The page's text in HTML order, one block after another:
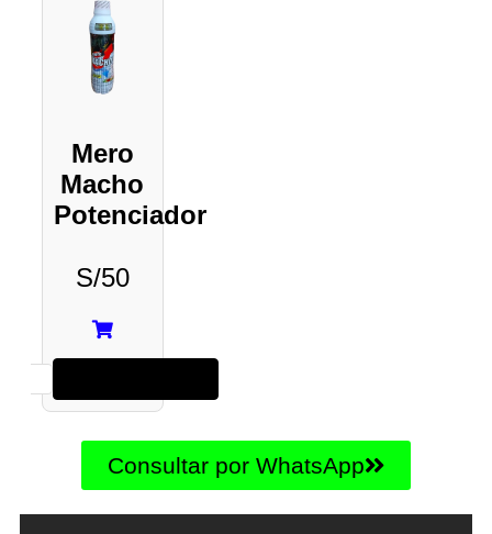
Mero
Macho
Potenciador
S/50
Consultar por WhatsApp